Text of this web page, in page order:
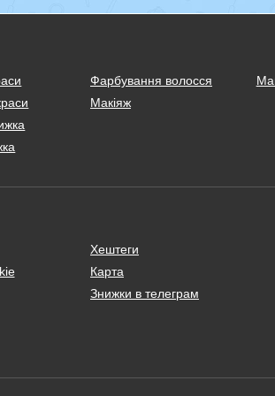
Фарбування волосся
Макіяж
Хештеги
Карта
Знижки в телеграм